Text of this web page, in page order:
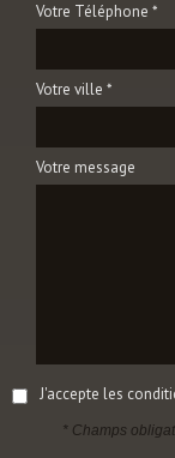
Votre Téléphone *
Votre ville *
Votre message
J'accepte les
* Champs